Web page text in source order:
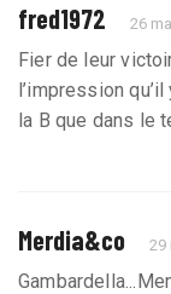
fred1972 26
Fier de leur
l’impression
la B que dans le
Merdia&co 29